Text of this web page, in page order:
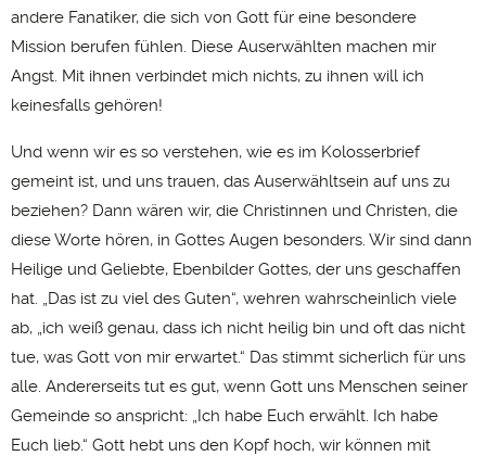
andere Fanatiker, die sich von Gott für eine besondere
Mission berufen fühlen. Diese Auserwählten machen mir
Angst. Mit ihnen verbindet mich nichts, zu ihnen will ich
keinesfalls gehören!
Und wenn wir es so verstehen, wie es im Kolosserbrief
gemeint ist, und uns trauen, das Auserwähltsein auf uns zu
beziehen? Dann wären wir, die Christinnen und Christen, die
diese Worte hören, in Gottes Augen besonders. Wir sind dann
Heilige und Geliebte, Ebenbilder Gottes, der uns geschaffen
hat. „Das ist zu viel des Guten“, wehren wahrscheinlich viele
ab, „ich weiß genau, dass ich nicht heilig bin und oft das nicht
tue, was Gott von mir erwartet.“ Das stimmt sicherlich für uns
alle. Andererseits tut es gut, wenn Gott uns Menschen seiner
Gemeinde so anspricht: „Ich habe Euch erwählt. Ich habe
Euch lieb.“ Gott hebt uns den Kopf hoch, wir können mit